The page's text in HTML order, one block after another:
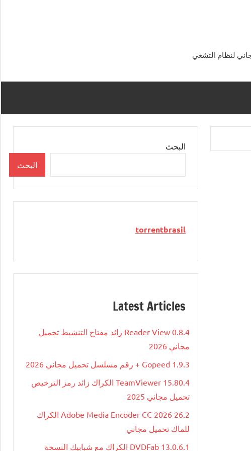
البحث
البحث
torrentbrasil
Latest Articles
Reader View 0.8.4 زائد مفتاح التنشيط تحميل
مجاني 2026
Gopeed 1.9.3 + رقم مسلسل تحميل مجاني 2026
TeamViewer 15.80.4 الكراك زائد رمز الترخيص
تحميل مجاني 2025
Adobe Media Encoder CC 2026 26.2 الكراك
للماك تحميل مجاني
DVDFab 13.0.6.1 الكراك مع شبابيك النسخة